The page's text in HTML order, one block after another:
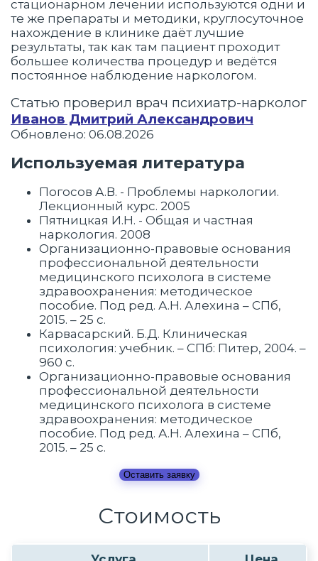
стационарном лечении используются одни и
те же препараты и методики, круглосуточное
нахождение в клинике даёт лучшие
результаты, так как там пациент проходит
большее количества процедур и ведётся
постоянное наблюдение наркологом.
Статью проверил врач психиатр-нарколог
Иванов Дмитрий Александрович
Обновлено: 06.08.2026
Используемая литература
Погосов А.В. - Проблемы наркологии.
Лекционный курс. 2005
Пятницкая И.Н. - Общая и частная
наркология. 2008
Организационно-правовые основания
профессиональной деятельности
медицинского психолога в системе
здравоохранения: методическое
пособие. Под ред. А.Н. Алехина – СПб,
2015. – 25 с.
Карвасарский. Б.Д. Клиническая
психология: учебник. – СПб: Питер, 2004. –
960 c.
Организационно-правовые основания
профессиональной деятельности
медицинского психолога в системе
здравоохранения: методическое
пособие. Под ред. А.Н. Алехина – СПб,
2015. – 25 с.
Оставить заявку
Стоимость